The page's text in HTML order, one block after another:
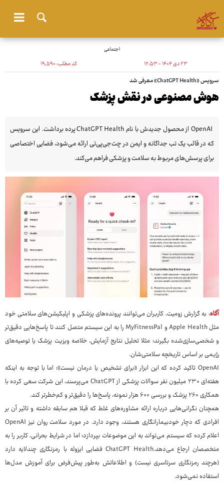
اجتماعی
۲۳ دی ۱۴۰۴ - ۱۲:۵۳ کد مطلب:۱۹٬۵۹۰
سرویس «ChatGPT Health» معرفی شد
هوش مصنوعی در نقش پزشک
OpenAI از محصول جدیدش با نام ChatGPT Health پرده برداشت. این سرویس
که در قالب یک تب جداگانه و ایمن در چت‌جی‌پی‌تی ارائه می‌شود، فضایی اختصاصی
برای پرسش‌های مربوط به سلامت و پزشکی فراهم می‌کند.
آگاه: به گزارش زومیت، کاربران می‌توانند پرونده‌های پزشکی و اپلیکیشن‌های سلامتی خود
مثل Apple Health و MyFitnessPal را به این سیستم متصل کنند تا پاسخ‌هایی دقیق‌تر
و شخصی‌سازی‌شده بگیرند؛ مثلا تحلیل نتایج آزمایش، خلاصه ویزیت پزشک یا توصیه‌های
رژیمی بر اساس تاریخچه سلامتی‌شان.
OpenAI تاکید کرده که این ابزار «برای تشخیص یا درمان نیست»؛ اما با توجه به اینکه
هفته‌ای ۲۳۰ میلیون نفر سوالات پزشکی از ChatGPT می‌پرسند، این شرکت سعی کرده با
همکاری ۲۶۰ پزشک و بررسی ۶۰۰ هزار نمونه، پاسخ‌ها را دقیق‌تر و کم‌خطرتر کند.
همچنان نگرانی‌هایی درباره ارائه مشاوره‌های غلط که قبلا هم سابقه داشته و تاثیر آن بر
افرادی که دچار خودبیمارانگاری هستند، وجود دارد. در مورد سلامت روان نیز OpenAI
اعلام کرده که سیستم می‌تواند به این موضوعات بپردازد؛ اما در شرایط بحرانی، کاربر را به
متخصصان ارجاع می‌دهد.ChatGPT Health فضایی ایزوله با رمزنگاری چندلایه دارد
(هرچند رمزنگاری سرتاسری نیست) و اطلاعاتش به‌طور پیش‌فرض برای آموزش مدل‌ها
استفاده نمی‌شود.